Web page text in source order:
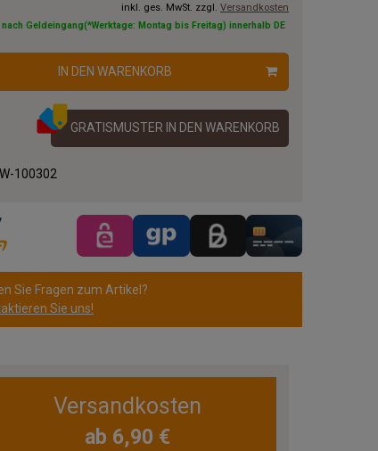
inkl. ges. MwSt. zzgl. Versandkosten
Geldeingang(*Werktage: Montag bis Freitag) innerhalb DE
IN DEN WARENKORB
GRATISMUSTER IN DEN WARENKORB
100302
Sie Fragen zum Artikel?
Sie uns!
Versandkosten
ab 6,90 €